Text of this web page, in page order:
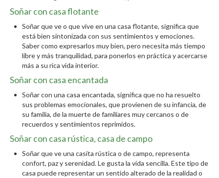
Soñar con casa flotante
Soñar que ve o que vive en una casa flotante, significa que
está bien sintonizada con sus sentimientos y emociones.
Saber como expresarlos muy bien, pero necesita más tiempo
libre y más tranquilidad, para ponerlos en práctica y acercarse
más a su rica vida interior.
Soñar con casa encantada
Soñar con una casa encantada, significa que no ha resuelto
sus problemas emocionales, que provienen de su infancia, de
su familia, de la muerte de familiares muy cercanos o de
recuerdos y sentimientos reprimidos.
Soñar con casa rústica, casa de campo
Soñar que ve una casita rústica o de campo, representa
confort, paz y serenidad. Le gusta la vida sencilla. Este tipo de
casa puede representar un sentido alterado de la realidad o